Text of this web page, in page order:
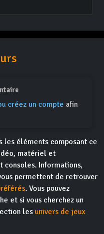
créez un compte afin
les éléments composant ce
matériel et
consoles. Informations,
permettent de retrouver
. Vous pouvez
et si vous cherchez un
les univers de jeux